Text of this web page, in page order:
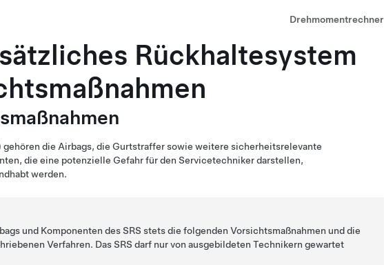
Drehmomentrechner
Rückhaltesystem
gehören die Airbags, die Gurtstraffer sowie weitere sicherheitsrelevante
die eine potenzielle Gefahr für den Servicetechniker darstellen,
werden.
und Komponenten des SRS stets die folgenden Vorsichtsmaßnahmen und die
Verfahren. Das SRS darf nur von ausgebildeten Technikern gewartet